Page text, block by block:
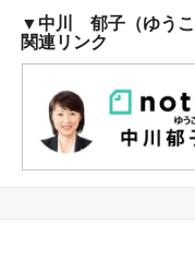
▼中川 郁子（ゆう
関連リンク